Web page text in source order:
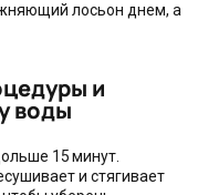
лосьон днем, а
и
воды
15 минут.
и стягивает